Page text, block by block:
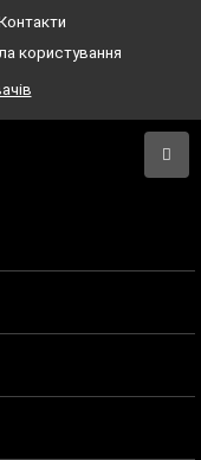
користування